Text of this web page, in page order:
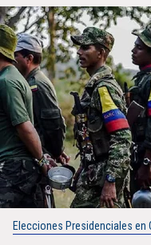
Elecciones Presidenciales en